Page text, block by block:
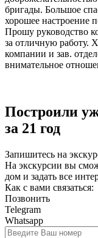
бригады. Большое
хорошее настроение
Прошу руководство
за отличную работу.
компании и зав.
внимательное
Построили
за 21 год
Запишитесь на
На экскурсии вы
дом и задать все
Как с вами связаться:
Позвонить
Telegram
Whatsapp